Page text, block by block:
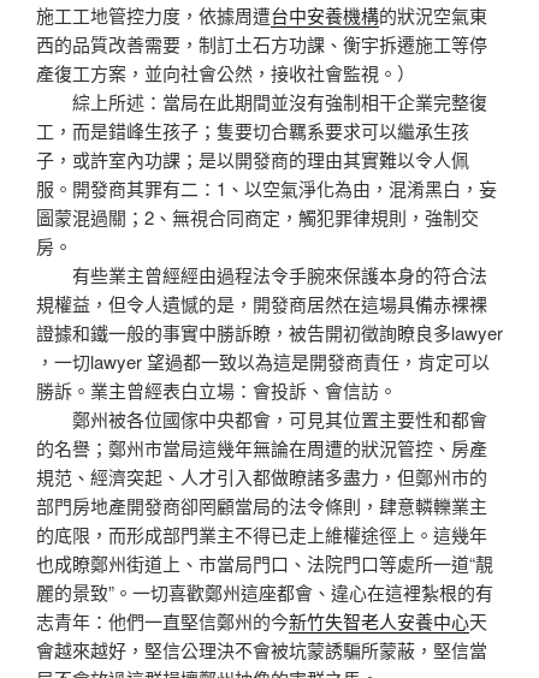
施工工地管控力度，依據周遭台中安養機構的狀況空氣東
西的品質改善需要，制訂土石方功課、衡宇拆遷施工等停
產復工方案，並向社會公然，接收社會監視。）
綜上所述：當局在此期間並沒有強制相干企業完整復
工，而是錯峰生孩子；隻要切合羈系要求可以繼承生孩
子，或許室內功課；是以開發商的理由其實難以令人佩
服。開發商其罪有二：1、以空氣淨化為由，混淆黑白，妄
圖蒙混過關；2、無視合同商定，觸犯罪律規則，強制交
房。
有些業主曾經經由過程法令手腕來保護本身的符合法
規權益，但令人遺憾的是，開發商居然在這場具備赤裸裸
證據和鐵一般的事實中勝訴瞭，被告開初徵詢瞭良多lawyer
，一切lawyer 望過都一致以為這是開發商責任，肯定可以
勝訴。業主曾經表白立場：會投訴、會信訪。
鄭州被各位國傢中央都會，可見其位置主要性和都會
的名譽；鄭州市當局這幾年無論在周遭的狀況管控、房產
規范、經濟突起、人才引入都做瞭諸多盡力，但鄭州市的
部門房地產開發商卻罔顧當局的法令條則，肆意轔轢業主
的底限，而形成部門業主不得已走上維權途徑上。這幾年
也成瞭鄭州街道上、市當局門口、法院門口等處所一道“靚
麗的景致”。一切喜歡鄭州這座都會、違心在這裡紮根的有
志青年：他們一直堅信鄭州的今新竹失智老人安養中心天
會越來越好，堅信公理決不會被坑蒙誘騙所蒙蔽，堅信當